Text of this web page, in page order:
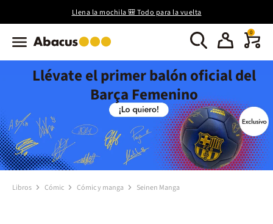
Llena la mochila 🎒 Todo para la vuelta
0
Llévate el primer balón oficial del
Barça Femenino
Libros Cómic Cómic y manga Seinen Manga